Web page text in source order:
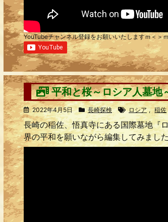
YouTubeチャンネル登録をお願いいたしますｍ＜＞
平和と桜～ロシア人墓地
2022年4月5日 長崎探検 ロシア , 稲佐
長崎の稲佐、悟真寺にある国際墓地『
界の平和を願いながら編集してみまし